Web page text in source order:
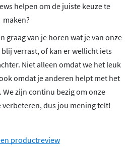
helpen om de juiste keuze te
maken?
graag van je horen wat je van onze
verrast, of kan er wellicht iets
Niet alleen omdat we het leuk
omdat je anderen helpt met het
We zijn continu bezig om onze
verbeteren, dus jou mening telt!
productreview